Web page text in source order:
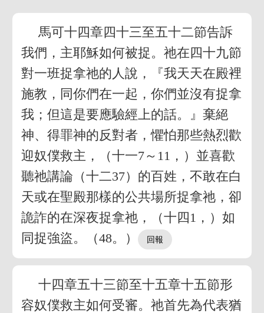
馬可十四章四十三至五十二節告訴
我們，主耶穌如何被捉。祂在四十九節
對一班捉拿祂的人說，『我天天在殿裡
施教，同你們在一起，你們並沒有捉拿
我；但這是要應驗經上的話。』棄絕
神、得罪神的反對者，懼怕那些熱烈歡
迎奴僕救主，（十一7～11，）並喜歡
聽祂講論（十二37）的百姓，不敢在白
天或在聖殿那樣的公共場所捉拿祂，卻
詭詐的在深夜捉拿祂，（十四1，）如
同捉強盜。（48。）
十四章五十三節至十五章十五節形
容奴僕救主如何受審。祂首先為代表猶